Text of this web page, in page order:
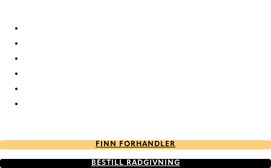
FINN FORHANDLER
BESTILL RÅDGIVNING